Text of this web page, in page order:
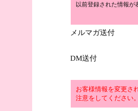
以前登録された情報が
メルマガ送付
DM送付
お客様情報を変更さ
注意をしてくださ